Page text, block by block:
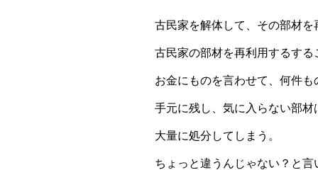
古民家を解体して、その部材
古民家の部材を再利用するす
お金にものを言わせて、何件
手元に残し、気に入らない部
大量に処分してしまう。
ちょっと違うんじゃない？と言